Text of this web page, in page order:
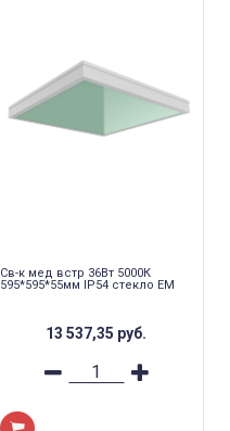
Св-к мед встр 36Вт 5000К
595*595*55мм IP54 стекло EM
13 537,35 руб.